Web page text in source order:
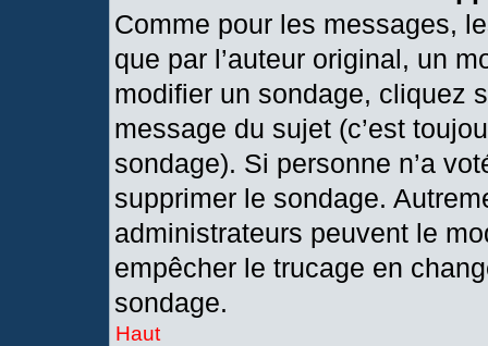
Comme pour les messages,
que par l’auteur original, un
modifier un sondage, cliquez
message du sujet (c’est
sondage). Si personne n’a
supprimer le sondage.
administrateurs peuvent le
empêcher le trucage en
sondage.
Haut